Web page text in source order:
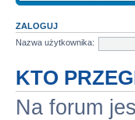
ZALOGUJ
Nazwa użytkownika:
KTO
Na forum